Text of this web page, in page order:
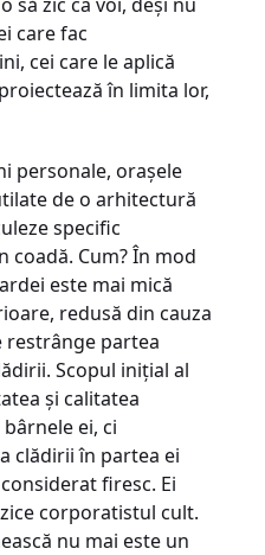
care fac
cei care le aplică
în limita lor,
personale, oraşele
de o arhitectură
specific
coadă. Cum? În mod
este mai mică
redusă din cauza
restrânge partea
Scopul iniţial al
şi calitatea
ei, ci
clădirii în partea ei
firesc. Ei
corporatistul cult.
nu mai este un